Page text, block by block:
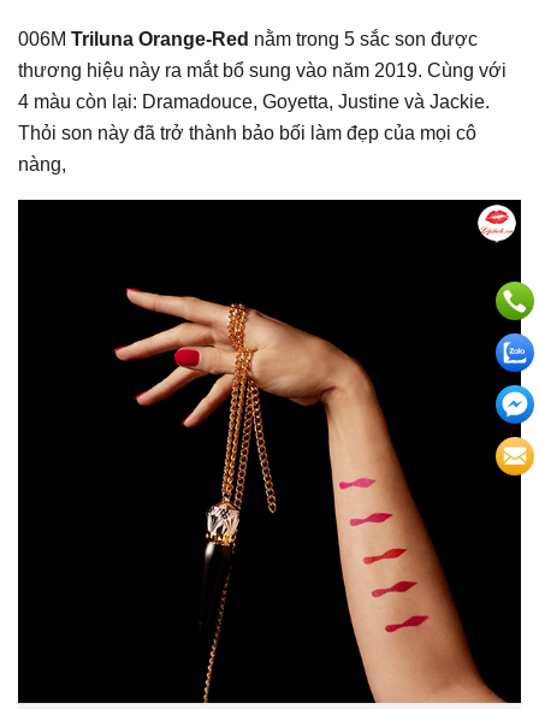
006M Triluna Orange-Red nằm trong 5 sắc son được
thương hiệu này ra mắt bổ sung vào năm 2019. Cùng với
4 màu còn lại: Dramadouce, Goyetta, Justine và Jackie.
Thỏi son này đã trở thành bảo bối làm đẹp của mọi cô
nàng,